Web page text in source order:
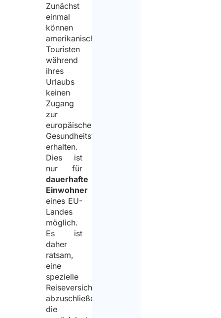
Zunächst
einmal
können
amerikanische
Touristen
während
ihres
Urlaubs
keinen
Zugang
zur
europäischen
Gesundheitsversorgung
erhalten.
Dies ist
nur für
dauerhafte
Einwohner
eines EU-
Landes
möglich.
Es ist
daher
ratsam,
eine
spezielle
Reiseversicherung
abzuschließen,
die